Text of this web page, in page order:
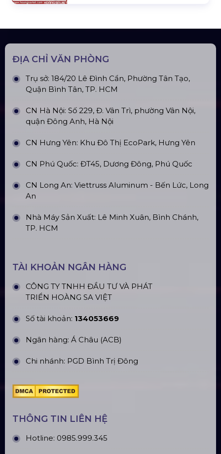
ĐỊA CHỈ VĂN PHÒNG
Trụ sở: 184/20 Lê Đình Cẩn, Phường Tân Tạo,
Quận Bình Tân, TP. HCM
CN Hà Nội: Số 229, Đ. Vân Trì, phường Vân Nội,
quận Đông Anh, Hà Nội
CN Hưng Yên: Khu Đô Thị EcoPark, Hưng Yên
CN Phú Quốc: ĐT45, Dương Đông, Phú Quốc
CN Long An: Viettruss Aluminum - Bến Lức, Long
An
Nhà Máy Sản Xuất: Lê Minh Xuân, Bình Chánh,
TP. HCM
TÀI KHOẢN NGÂN HÀNG
CÔNG TY TNHH ĐẦU TƯ VÀ PHÁT
TRIỂN HOÀNG SA VIỆT
Số tài khoản: 134053669
Ngân hàng: Á Châu (ACB)
Chi nhánh: PGD Bình Trị Đông
THÔNG TIN LIÊN HỆ
Hotline: 0985.999.345